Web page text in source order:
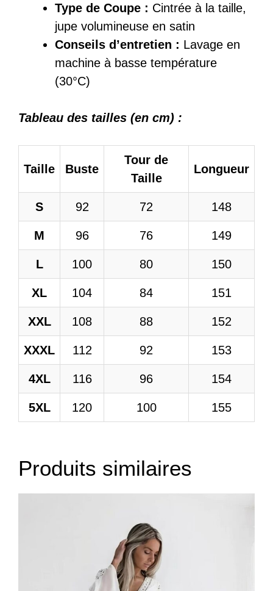
Type de Coupe : Cintrée à la taille,
jupe volumineuse en satin
Conseils d’entretien : Lavage en
machine à basse température
(30°C)
Tableau des tailles (en cm) :
Taille Buste
Tour de
Taille
Longueur
S 92 72 148
M 96 76 149
L 100 80 150
XL 104 84 151
XXL 108 88 152
XXXL 112 92 153
4XL 116 96 154
5XL 120 100 155
Produits similaires